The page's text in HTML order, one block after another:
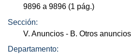
9896 a 9896 (1 pág.)
Sección:
V. Anuncios - B. Otros
Departamento: